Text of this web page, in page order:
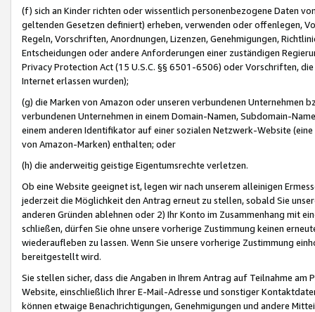
(f) sich an Kinder richten oder wissentlich personenbezogene Daten
geltenden Gesetzen definiert) erheben, verwenden oder offenlegen,
Regeln, Vorschriften, Anordnungen, Lizenzen, Genehmigungen,
Entscheidungen oder andere Anforderungen einer zuständigen
Privacy Protection Act (15 U.S.C. §§ 6501-6506) oder Vorschriften,
Internet erlassen wurden);
(g) die Marken von Amazon oder unseren verbundenen Unternehmen
verbundenen Unternehmen in einem Domain-Namen, Subdomain-
einem anderen Identifikator auf einer sozialen Netzwerk-Website
von Amazon-Marken) enthalten; oder
(h) die anderweitig geistige Eigentumsrechte verletzen.
Ob eine Website geeignet ist, legen wir nach unserem alleinigen
jederzeit die Möglichkeit den Antrag erneut zu stellen, sobald Sie
anderen Gründen ablehnen oder 2) Ihr Konto im Zusammenhang mit
schließen, dürfen Sie ohne unsere vorherige Zustimmung keinen
wiederaufleben zu lassen. Wenn Sie unsere vorherige Zustimmung
bereitgestellt wird.
Sie stellen sicher, dass die Angaben in Ihrem Antrag auf Teilnahme
Website, einschließlich Ihrer E-Mail-Adresse und sonstiger
können etwaige Benachrichtigungen, Genehmigungen und andere